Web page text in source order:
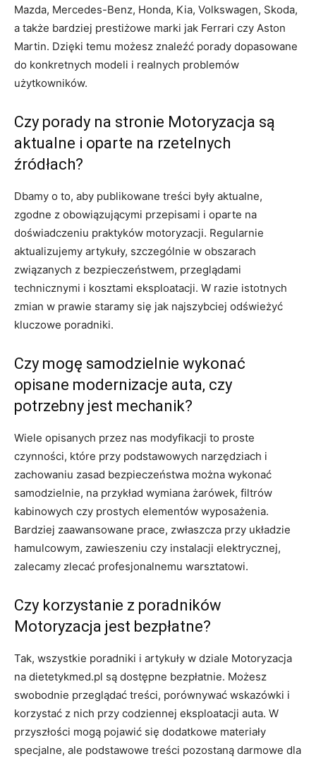
Mazda, Mercedes-Benz, Honda, Kia, Volkswagen, Skoda,
a także bardziej prestiżowe marki jak Ferrari czy Aston
Martin. Dzięki temu możesz znaleźć porady dopasowane
do konkretnych modeli i realnych problemów
użytkowników.
Czy porady na stronie Motoryzacja są
aktualne i oparte na rzetelnych
źródłach?
Dbamy o to, aby publikowane treści były aktualne,
zgodne z obowiązującymi przepisami i oparte na
doświadczeniu praktyków motoryzacji. Regularnie
aktualizujemy artykuły, szczególnie w obszarach
związanych z bezpieczeństwem, przeglądami
technicznymi i kosztami eksploatacji. W razie istotnych
zmian w prawie staramy się jak najszybciej odświeżyć
kluczowe poradniki.
Czy mogę samodzielnie wykonać
opisane modernizacje auta, czy
potrzebny jest mechanik?
Wiele opisanych przez nas modyfikacji to proste
czynności, które przy podstawowych narzędziach i
zachowaniu zasad bezpieczeństwa można wykonać
samodzielnie, na przykład wymiana żarówek, filtrów
kabinowych czy prostych elementów wyposażenia.
Bardziej zaawansowane prace, zwłaszcza przy układzie
hamulcowym, zawieszeniu czy instalacji elektrycznej,
zalecamy zlecać profesjonalnemu warsztatowi.
Czy korzystanie z poradników
Motoryzacja jest bezpłatne?
Tak, wszystkie poradniki i artykuły w dziale Motoryzacja
na dietetykmed.pl są dostępne bezpłatnie. Możesz
swobodnie przeglądać treści, porównywać wskazówki i
korzystać z nich przy codziennej eksploatacji auta. W
przyszłości mogą pojawić się dodatkowe materiały
specjalne, ale podstawowe treści pozostaną darmowe dla